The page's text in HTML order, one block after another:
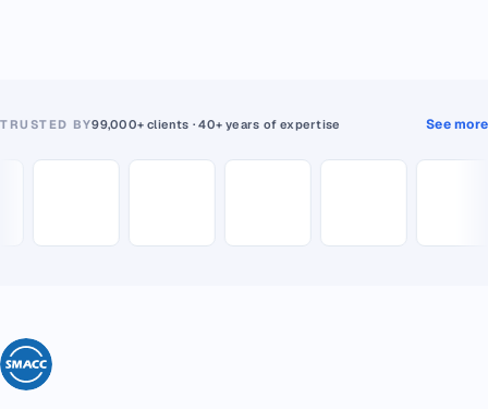
TRUSTED BY99,000+ clients · 40+ years of expertise See more